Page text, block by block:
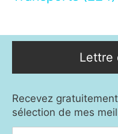
Lettre
Recevez
sélection de mes